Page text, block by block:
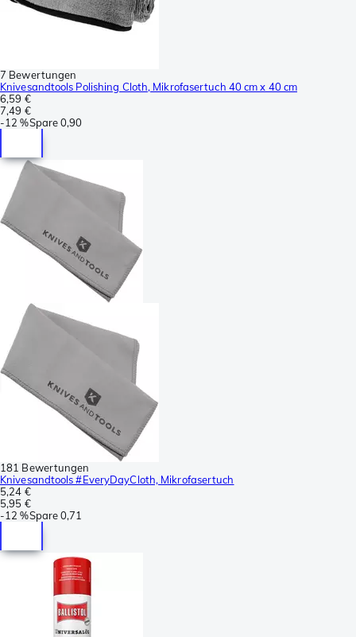
7 Bewertungen
Knivesandtools Polishing Cloth, Mikrofasertuch 40 cm x 40 cm
6,59 €
7,49 €
-12 %Spare0,90
181 Bewertungen
Knivesandtools #EveryDayCloth, Mikrofasertuch
5,24 €
5,95 €
-12 %Spare0,71